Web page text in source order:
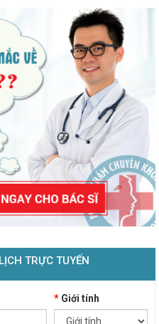
TRỰC TUYẾN
*Giới tính